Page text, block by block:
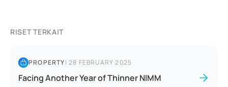
RISET TERKAIT
PROPERTY|28 FEBRUARY 2025
Facing Another Year of Thinner NIMM